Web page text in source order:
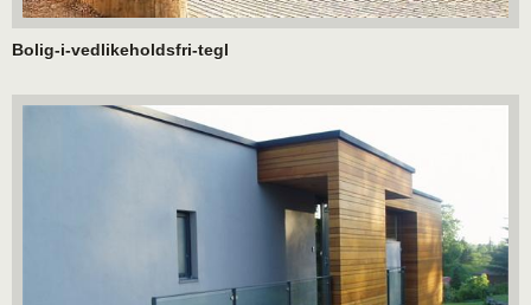
Bolig-i-vedlikeholdsfri-tegl